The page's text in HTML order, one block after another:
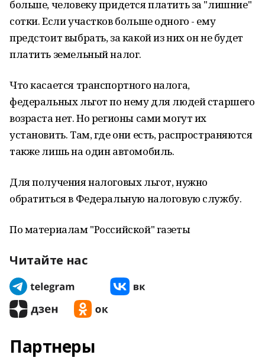
больше, человеку придется платить за "лишние"
сотки. Если участков больше одного - ему
предстоит выбрать, за какой из них он не будет
платить земельный налог.
Что касается транспортного налога,
федеральных льгот по нему для людей старшего
возраста нет. Но регионы сами могут их
установить. Там, где они есть, распространяются
также лишь на один автомобиль.
Для получения налоговых льгот, нужно
обратиться в Федеральную налоговую службу.
По материалам "Российской" газеты
Читайте нас
Партнеры